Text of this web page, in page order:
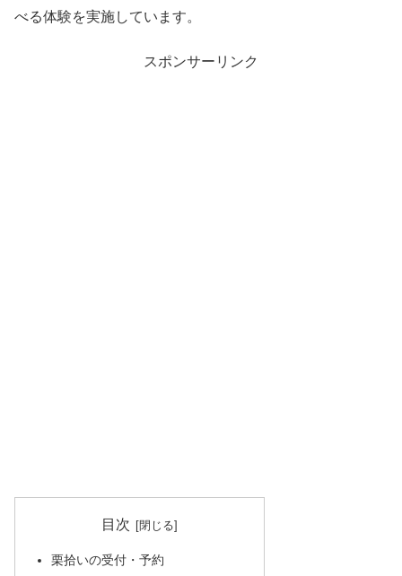
べる体験を実施しています。
スポンサーリンク
目次
栗拾いの受付・予約